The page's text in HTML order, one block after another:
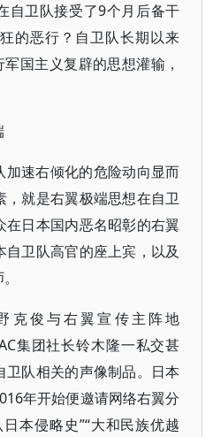
自卫队接受了9个月后备干
的恶行？自卫队长期以来
国主义复辟的思想灌输，
加速右倾化的危险动向显而
就是右翼极端思想在自卫
在日本国内恶名昭彰的右翼
卫队高官的座上宾，以及
克俊与右翼宣传主阵地
集团社长铃木隆一私交甚
卫队相关的声像制品。日本
年开始便邀请网络右翼分
本侵略史”“大和民族优越